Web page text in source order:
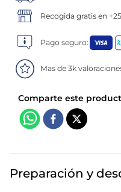
Recogida gratis en
Pago seguro:
Mas de 3k
Preparación y
. gambon
sushi
10. listísimos